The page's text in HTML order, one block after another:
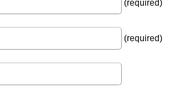
(required)
(required)